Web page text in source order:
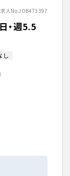
求人No.JOB473397
・週5.5
し